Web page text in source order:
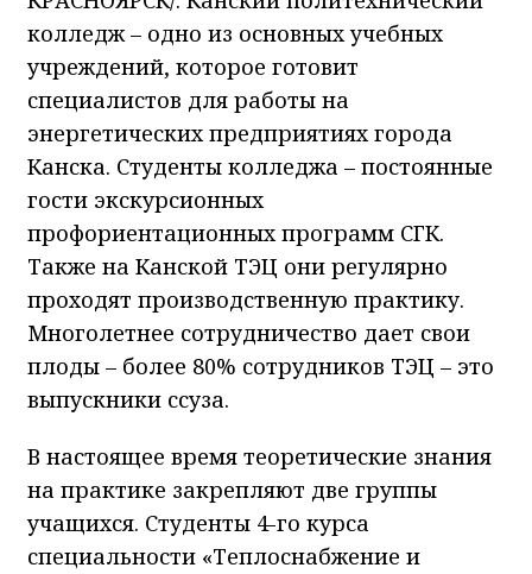
колледж – одно из основных учебных
учреждений, которое готовит
специалистов для работы на
энергетических предприятиях города
Канска. Студенты колледжа – постоянные
гости экскурсионных
профориентационных программ СГК.
Также на Канской ТЭЦ они регулярно
проходят производственную практику.
Многолетнее сотрудничество дает свои
плоды – более 80% сотрудников ТЭЦ – это
выпускники ссуза.
В настоящее время теоретические знания
на практике закрепляют две группы
учащихся. Студенты 4-го курса
специальности «Теплоснабжение и